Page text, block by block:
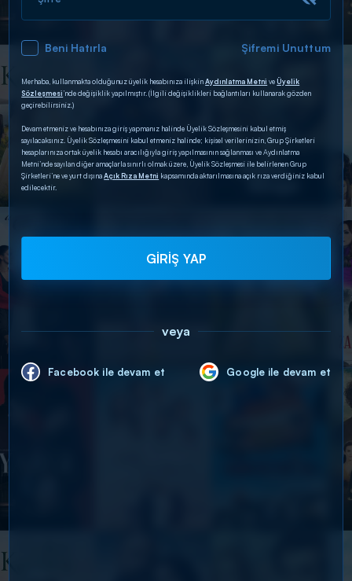
DİĞER SONUÇLAR
Beni Hatırla Şifremi Unuttum
Merhaba, kullanmakta olduğunuz üyelik hesabınıza ilişkinAydınlatma Metni veÜyelik
Sözleşmesi’nde değişiklik yapılmıştır. (İlgili değişiklikleri bağlantıları kullanarak gözden
geçirebilirsiniz.)
Devam etmeniz ve hesabınıza giriş yapmanız halinde Üyelik Sözleşmesini kabul etmiş
sayılacaksınız. Üyelik Sözleşmesini kabul etmeniz halinde; kişisel verilerinizin, Grup Şirketleri
hesaplarınıza ortak üyelik hesabı aracılığıyla giriş yapılmasının sağlanması ve Aydınlatma
Metni’nde sayılan diğer amaçlarla sınırlı olmak üzere, Üyelik Sözleşmesi ile belirlenen Grup
Şirketleri’ne ve yurt dışınaAçık Rıza Metni kapsamında aktarılmasına açık rıza verdiğiniz kabul
edilecektir.
GİRİŞ YAP
veya
Facebook ile devam et Google ile devam et